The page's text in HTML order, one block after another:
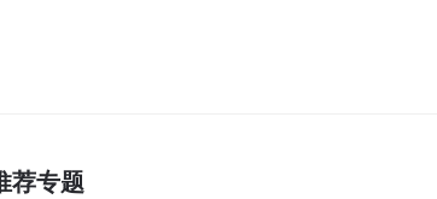
荐专题